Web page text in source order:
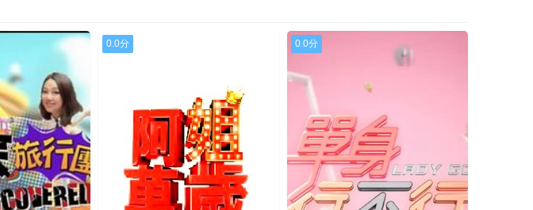
20240716 20240718
20240722
20240731 20240805
20240806
20240814 20240815 20240819
20240828 20240829 20240902
20240903
20240911 20240912 20240916
20240917
0.0分 0.0分